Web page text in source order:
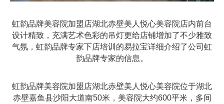
虹韵品牌美容院加盟店湖北赤壁美人悦心美容院店内前台
设计精致，充满艺术色彩的吊灯更给店铺增加了不少雅致
气氛，虹韵品牌专家下店培训的易拉宝详细介绍了公司虹
韵品牌专家的信息。
虹韵品牌美容院加盟店湖北赤壁美人悦心美容院位于湖北
赤壁嘉鱼县沙阳大道南50米，美容院大约600平米，多间